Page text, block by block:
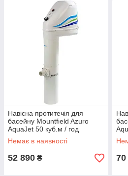
Навісна протитечія для
басейну Mountfield Azuro
AquaJet 50 куб.м / год
Немає в наявності
52 890 ₴ 70